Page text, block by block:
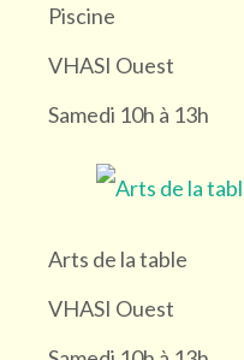
Piscine
VHASI Ouest
Samedi 10h à 13h
Arts de la table
VHASI Ouest